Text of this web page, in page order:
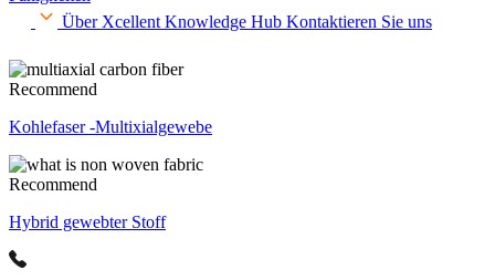
Über Xcellent Knowledge Hub Kontaktieren Sie uns
Recommend
Kohlefaser -Multixialgewebe
Recommend
Hybrid gewebter Stoff